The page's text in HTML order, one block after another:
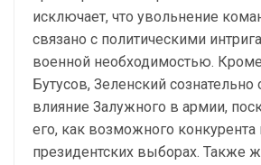
исключает, что увольнение
связано с политическими
военной необходимостью. Кроме
Бутусов, Зеленский сознательно
влияние Залужного в армии,
его, как возможного
президентских выборах. Также